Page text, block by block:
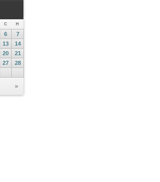
С Н
»
6
7
13
14
20
21
27
28